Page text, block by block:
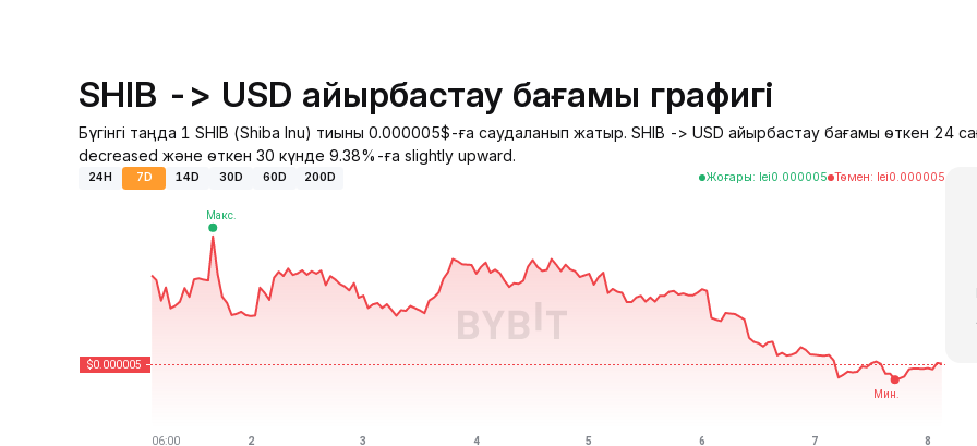
SHIB -> USD айырбастау бағамы графигі
Бүгінгі таңда 1 SHIB (Shiba Inu) тиыны 0.000005$-ға саудаланып жатыр. SHIB -> USD айырбастау бағамы өткен 24
decreased және өткен 30 күнде 9.38%-ға slightly upward.
24H 7D 14D 30D 60D 200D Жоғары: lei0.000005 Төмен: lei0.000005